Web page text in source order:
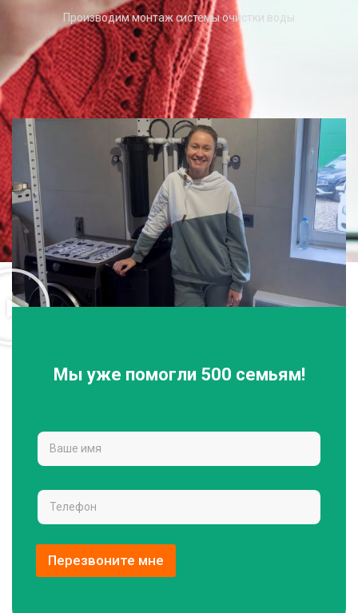
Производим монтаж системы очистки воды
Мы уже помогли 500 семьям!
Перезвоните мне